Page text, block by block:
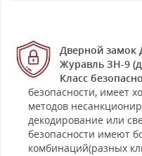
Дверной
Журавль ЗН-9
Класс
безопасности, имеет
методов
декодирование или
безопасности имеют
комбинаций(разных